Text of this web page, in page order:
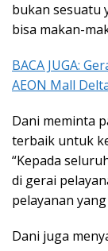
bukan sesuatu
bisa makan-
BACA JUGA:
AEON Mall
Dani meminta
terbaik untuk
“Kepada
di gerai
pelayanan
Dani juga